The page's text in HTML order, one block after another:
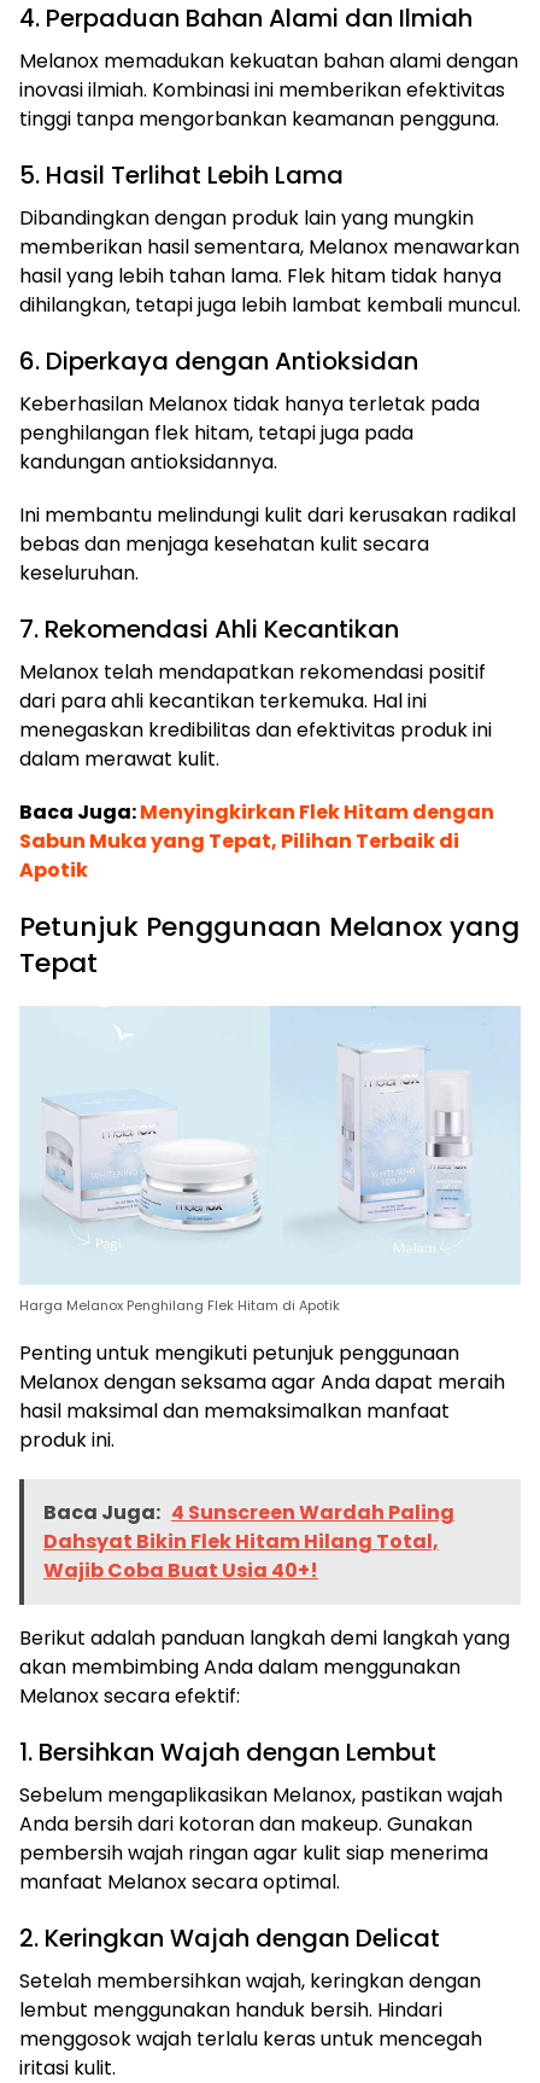
4. Perpaduan Bahan Alami dan Ilmiah
Melanox memadukan kekuatan bahan alami dengan
inovasi ilmiah. Kombinasi ini memberikan efektivitas
tinggi tanpa mengorbankan keamanan pengguna.
5. Hasil Terlihat Lebih Lama
Dibandingkan dengan produk lain yang mungkin
memberikan hasil sementara, Melanox menawarkan
hasil yang lebih tahan lama. Flek hitam tidak hanya
dihilangkan, tetapi juga lebih lambat kembali muncul.
6. Diperkaya dengan Antioksidan
Keberhasilan Melanox tidak hanya terletak pada
penghilangan flek hitam, tetapi juga pada
kandungan antioksidannya.
Ini membantu melindungi kulit dari kerusakan radikal
bebas dan menjaga kesehatan kulit secara
keseluruhan.
7. Rekomendasi Ahli Kecantikan
Melanox telah mendapatkan rekomendasi positif
dari para ahli kecantikan terkemuka. Hal ini
menegaskan kredibilitas dan efektivitas produk ini
dalam merawat kulit.
Baca Juga:Menyingkirkan Flek Hitam dengan
Sabun Muka yang Tepat, Pilihan Terbaik di
Apotik
Petunjuk Penggunaan Melanox yang
Tepat
Harga Melanox Penghilang Flek Hitam di Apotik
Penting untuk mengikuti petunjuk penggunaan
Melanox dengan seksama agar Anda dapat meraih
hasil maksimal dan memaksimalkan manfaat
produk ini.
Baca Juga: 4 Sunscreen Wardah Paling
Dahsyat Bikin Flek Hitam Hilang Total,
Wajib Coba Buat Usia 40+!
Berikut adalah panduan langkah demi langkah yang
akan membimbing Anda dalam menggunakan
Melanox secara efektif:
1. Bersihkan Wajah dengan Lembut
Sebelum mengaplikasikan Melanox, pastikan wajah
Anda bersih dari kotoran dan makeup. Gunakan
pembersih wajah ringan agar kulit siap menerima
manfaat Melanox secara optimal.
2. Keringkan Wajah dengan Delicat
Setelah membersihkan wajah, keringkan dengan
lembut menggunakan handuk bersih. Hindari
menggosok wajah terlalu keras untuk mencegah
iritasi kulit.